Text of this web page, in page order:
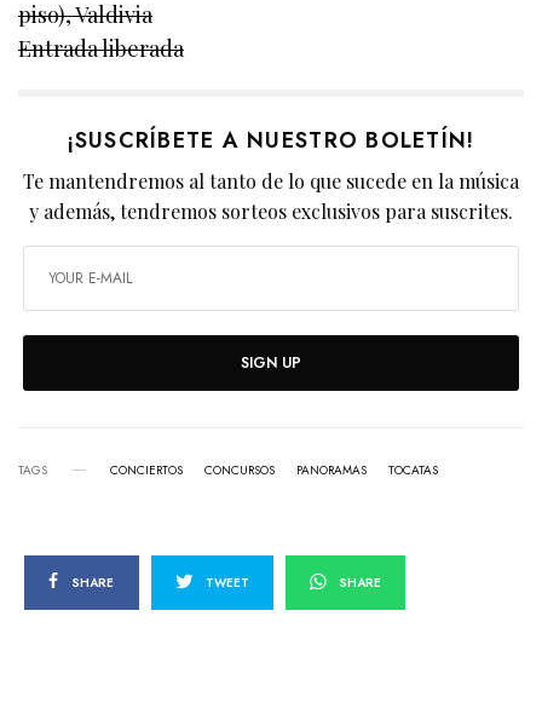
piso), Valdivia
Entrada liberada
¡SUSCRÍBETE A NUESTRO BOLETÍN!
Te mantendremos al tanto de lo que sucede en la música
y además, tendremos sorteos exclusivos para suscrites.
SIGN UP
TAGS CONCIERTOS CONCURSOS PANORAMAS TOCATAS
SHARE TWEET SHARE